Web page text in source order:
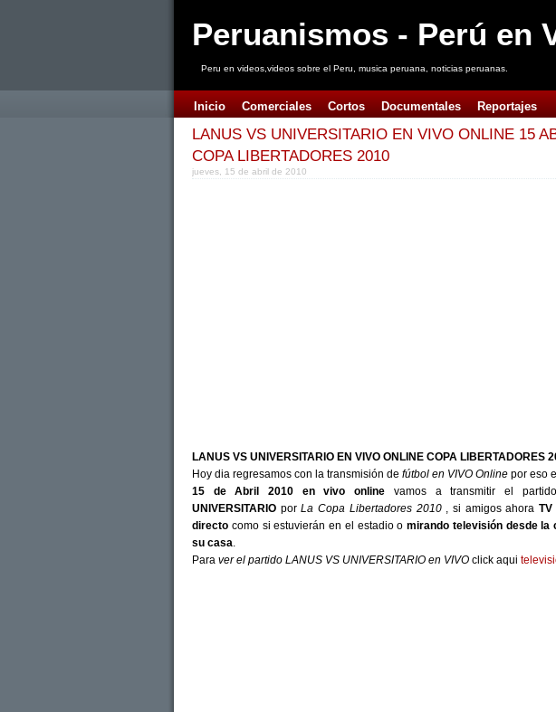
Peruanismos - Perú en
Peru en videos,videos sobre el Peru, musica peruana, noticias peruanas.
Inicio Comerciales Cortos Documentales Reportajes
LANUS VS UNIVERSITARIO EN VIVO ONLINE 15
COPA LIBERTADORES 2010
jueves, 15 de abril de 2010
LANUS VS UNIVERSITARIO EN VIVO ONLINE COPA LIBERTADORES
Hoy dia regresamos con la transmisión de fútbol en VIVO Online por eso
15 de Abril 2010
en vivo online vamos a transmitir el
UNIVERSITARIO porLa Copa Libertadores 2010, si amigos ahoraTV
directo como si estuvierán en el estadio omirando televisión desde la
su casa.
Para ver el partido LANUS VS UNIVERSITARIO en VIVO click aqui